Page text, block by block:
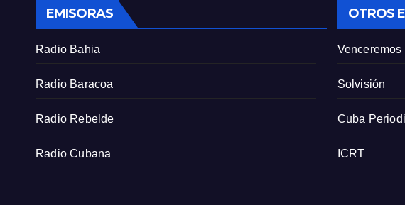
EMISORAS
Radio Bahia
Radio Baracoa
Radio Rebelde
Radio Cubana
OTROS
Venceremos
Solvisión
Cuba
ICRT